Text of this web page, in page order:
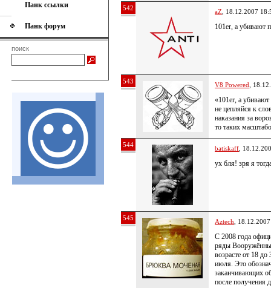
Панк ссылки
Панк форум
поиск
542 aZ , 18.12.2007
101er, а убивают
543 V8 Powered ,
«101er, а
не цепляйся к
наказания за
то таких
544 batiskaff ,
ух бля! зря я
545 Aztech ,
C 2008 года
ряды
возрасте от 18
июля. Это
заканчивающих
после получения